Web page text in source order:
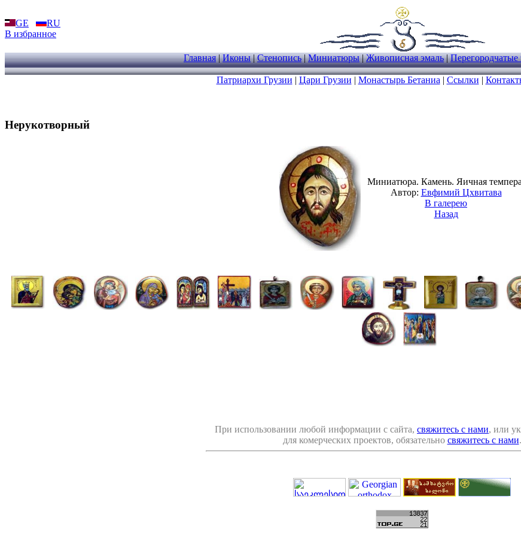
GE
RU
В избранное
Главная|Иконы|Стенопись|Миниатюры|Живописная эмаль|Перегородчатые
Патриархи Грузии | Цари Грузии | Монастырь Бетаниа | Ссылки |
Нерукотворный
Миниатюра. Камень. Яичная
Автор: Евфимий Цхвитава
В галерею
Назад
При использовании любой информации с сайта, свяжитесь с нами, или
для комерческих проектов, обязательно свяжитесь с нами.